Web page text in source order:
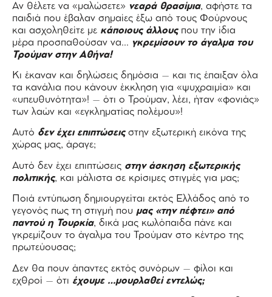
Αν θέλετε να «μαλώσετε» νεαρά θρασίμια, αφήστε τα
παιδιά που έβαλαν σημαίες έξω από τους Φούρνους
και ασχοληθείτε με κάποιους άλλουςπου την ίδια
μέρα προσπαθούσαν να… γκρεμίσουν το άγαλμα του
Τρούμαν στην Αθήνα!
Κι έκαναν και δηλώσεις δημόσια – και τις έπαιξαν όλα
τα κανάλια που κάνουν έκκληση για «ψυχραιμία» και
«υπευθυνότητα»! – ότι ο Τρούμαν, λέει, ήταν «φονιάς»
των λαών και «εγκληματίας πολέμου»!
Αυτό δεν έχει επιπτώσειςστην εξωτερική εικόνα της
χώρας μας, άραγε;
Αυτό δεν έχει επιπτώσεις στην άσκηση εξωτερικής
πολιτικής, και μάλιστα σε κρίσιμες στιγμές για μας;
Ποιά εντύπωση δημιουργείται εκτός Ελλάδος από το
γεγονός πως τη στιγμή που μας «την πέφτει» από
παντού η Τουρκία, δικά μας κωλόπαιδα πάνε και
γκρεμίζουν το άγαλμα του Τρούμαν στο κέντρο της
πρωτεύουσας;
Δεν θα πουν άπαντες εκτός συνόρων – φίλοι και
εχθροί – ότι έχουμε …μουρλαθεί εντελώς;